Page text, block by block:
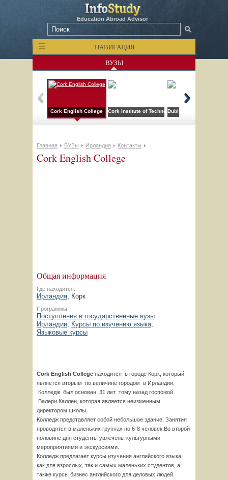
Education Abroad Advisor
НАВИГАЦИЯ
ВУЗЫ
Cork English College Cork Institute of TechnologyDublin Institute of
Главная ВУЗы Ирландия Контакты
Cork English College
Общая информация
Где находится:
Ирландия, Корк
Программы:
Поступления в государственные вузы
Ирландии, Курсы по изучению языка,
Языковые курсы
Cork English College находится в городе Корк, который
является вторым по величине городом в Ирландии.
Колледж был основан 31 лет тому назад госпожой
Валери Каллен, которая является неизменным
директором школы.
Колледж представляет собой небольшое здание. Занятия
проводятся в маленьких группах по 6-8 человек.Во второй
половине дня студенты увлечены культурными
мероприятиями и экскурсиями.
Колледж предлагает курсы изучения английского языка,
как для взрослых, так и самых маленьких студентов, а
также курсы бизнес английского для деловых людей.